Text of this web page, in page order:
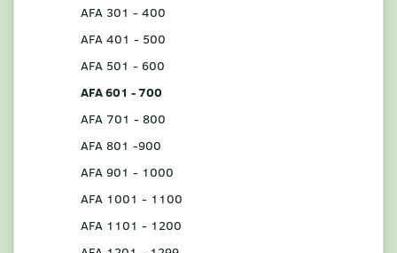
AFA 301 - 400
AFA 401 - 500
AFA 501 - 600
AFA 601 - 700
AFA 701 - 800
AFA 801 -900
AFA 901 - 1000
AFA 1001 - 1100
AFA 1101 - 1200